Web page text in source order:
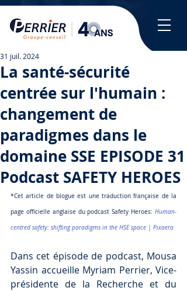
La santé-sécurité
centrée sur l'humain :
changement de
paradigmes dans le
domaine SSE EPISODE 31
Podcast SAFETY HEROES
31 juil. 2024
*Cet article de blogue est une traduction française de la
page officielle anglaise du podcast Safety Heroes: Human-
centred safety: shifting paradigms in the HSE space | Pixaera
Dans cet épisode de podcast, Mousa
Yassin accueille Myriam Perrier, Vice-
présidente de la Recherche et du